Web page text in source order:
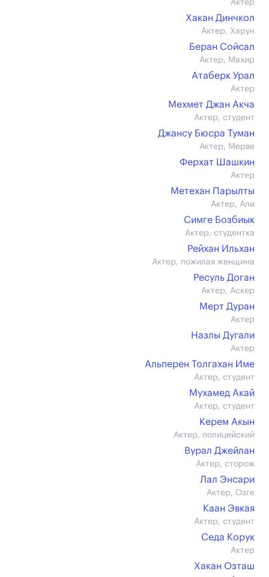
Актер
Хакан Динчкол
Актер, Харун
Беран Сойсал
Актер, Махир
Атаберк Урал
Актер
Мехмет Джан Акча
Актер, студент
Джансу Бюсра Туман
Актер, Мерве
Ферхат Шашкин
Актер
Метехан Парылты
Актер, Али
Симге Бозбиык
Актер, студентка
Рейхан Ильхан
Актер, пожилая женщина
Ресуль Доган
Актер, Аскер
Мерт Дуран
Актер
Назлы Дугали
Актер
Альперен Толгахан Име
Актер, студент
Мухамед Акай
Актер, студент
Керем Акын
Актер, полицейский
Вурал Джейлан
Актер, сторож
Лал Энсари
Актер, Озге
Каан Эвкая
Актер, студент
Седа Корук
Актер
Хакан Озташ